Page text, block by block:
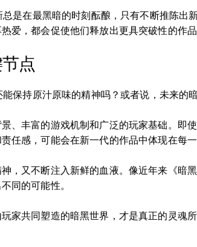
是在最黑暗的时刻酝酿，只有不断推陈出
爱，都会促使他们释放出更具突破性的作品
点
保持原汁原味的精神吗？或者说，未来的
、丰富的游戏机制和广泛的玩家基础。即
任感，可能会在新一代的作品中体现在每一
，又不断注入新鲜的血液。像近年来《暗
同的可能性。
家共同塑造的暗黑世界，才是真正的灵魂